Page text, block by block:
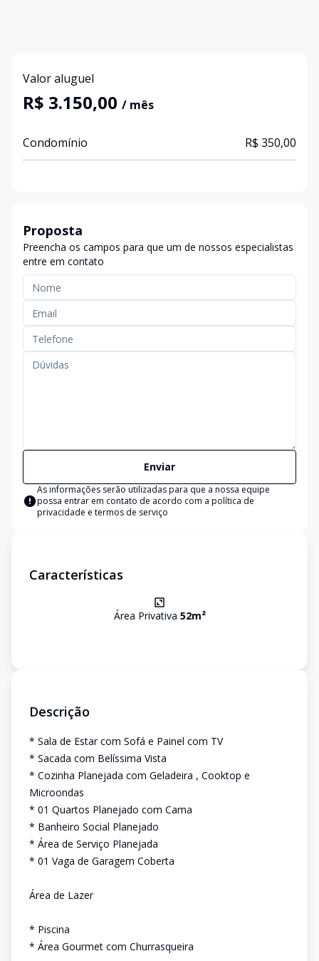
Valor aluguel
R$ 3.150,00 / mês
Condomínio R$ 350,00
Proposta
Preencha os campos para que um de nossos especialistas
entre em contato
Enviar
As informações serão utilizadas para que a nossa equipe
possa entrar em contato de acordo com a política de
privacidade e termos de serviço
Características
Área Privativa 52m²
Descrição
* Sala de Estar com Sofá e Painel com TV
* Sacada com Belíssima Vista
* Cozinha Planejada com Geladeira , Cooktop e
Microondas
* 01 Quartos Planejado com Cama
* Banheiro Social Planejado
* Área de Serviço Planejada
* 01 Vaga de Garagem Coberta
Área de Lazer
* Piscina
* Área Gourmet com Churrasqueira